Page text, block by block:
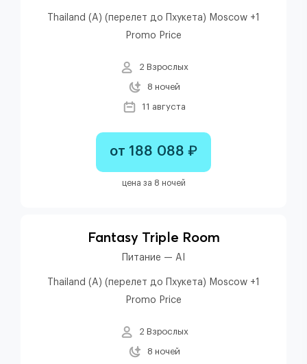
Thailand (A) (перелет до Пхукета) Moscow +1
Promo Price
2 Взрослых
8 ночей
11 августа
от 188 088 ₽
цена за 8 ночей
Fantasy Triple Room
Питание — AI
Thailand (A) (перелет до Пхукета) Moscow +1
Promo Price
2 Взрослых
8 ночей